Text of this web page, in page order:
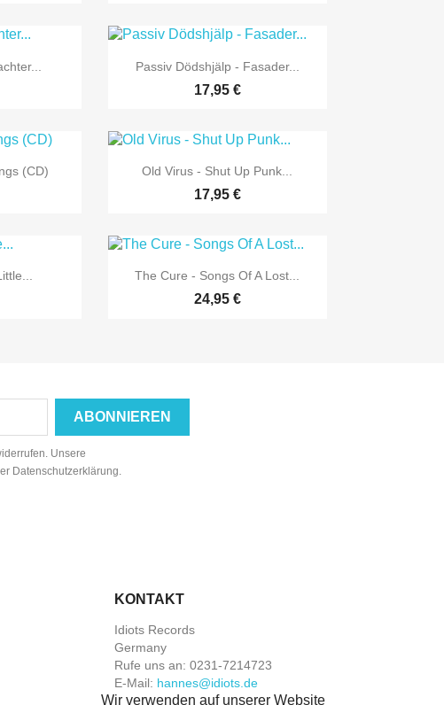
 Vorschau
Passiv Dödshjälp - Fasader...
17,95 €
(CD)  Vorschau
Old Virus - Shut Up Punk...
17,95 €
 Vorschau
The Cure - Songs Of A Lost...
24,95 €
Unsere
Datenschutzerklärung.
KONTAKT
Idiots Records
Germany
Rufe uns an: 0231-7214723
E-Mail: hannes@idiots.de
Wir verwenden auf unserer Website